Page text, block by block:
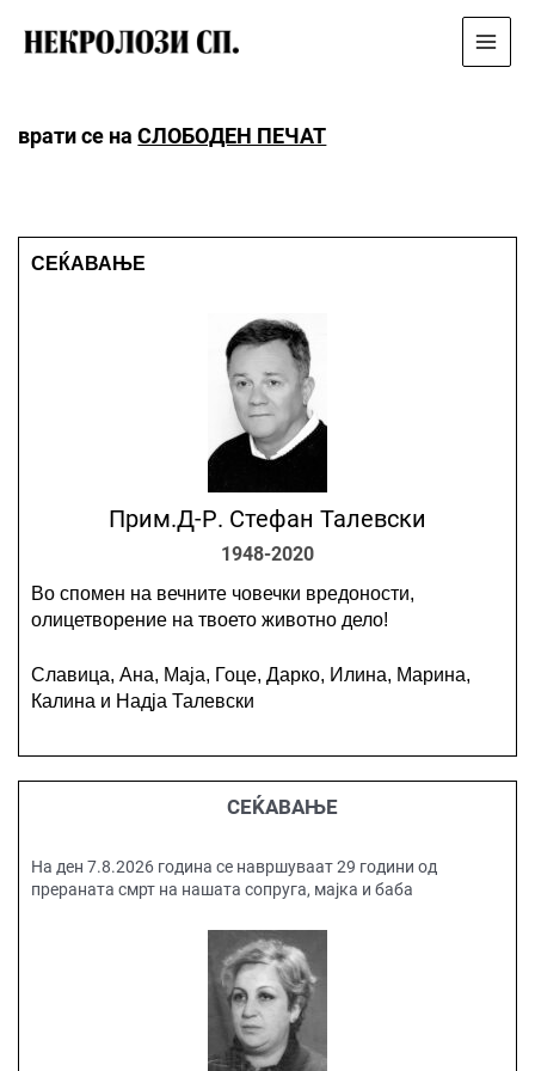
Main
врати се наСЛОБОДЕН ПЕЧАТ
СЕЌАВАЊЕ
Прим.д-Р. Стефан Талевски
1948-2020
Во спомен на вечните човечки вредоности,
олицетворение на твоето животно дело!
Славица, Ана, Маја, Гоце, Дарко, Илина, Марина,
Калина и Надја Талевски
СЕЌАВАЊЕ
На ден 7.8.2026 година се навршуваат 29 години од
прераната смрт на нашата сопруга, мајка и баба